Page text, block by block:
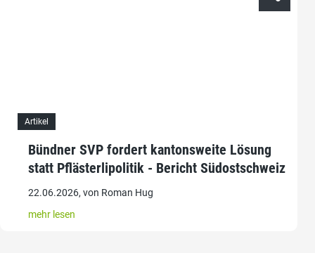
Artikel
Bündner SVP fordert kantonsweite Lösung
statt Pflästerlipolitik - Bericht Südostschweiz
22.06.2026, von Roman Hug
mehr lesen